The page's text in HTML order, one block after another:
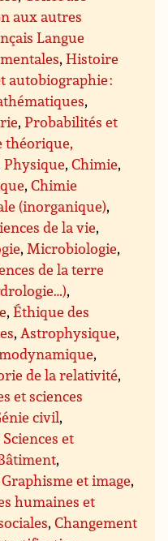
aux autres
Langue
,Histoire
autobiographie :
,
,Probabilités et
Physique,Chimie,
,Chimie
(inorganique),
de la vie,
, Microbiologie,
de la terre
,
,Éthique des
, Astrophysique,
,
de la relativité,
et sciences
civil,
Sciences et
,
Graphisme et image,
humaines et
,Changement